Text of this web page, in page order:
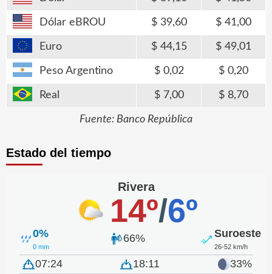
Dólar eBROU 39,60 41,00
Euro 44,15 49,01
Peso Argentino 0,02 0,20
Real 7,00 8,70
Fuente: Banco República
Estado del tiempo
Rivera
14º/6º
0%
0 mm
66% Suroeste
26-52 km/h
07:24 18:11 33%